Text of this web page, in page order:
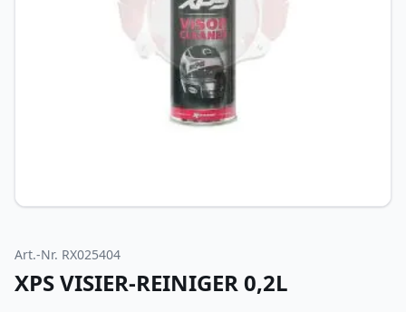
Art.-Nr. RX025404
XPS VISIER-REINIGER 0,2L